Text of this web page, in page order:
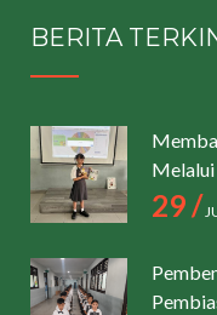
BERITA
29 /